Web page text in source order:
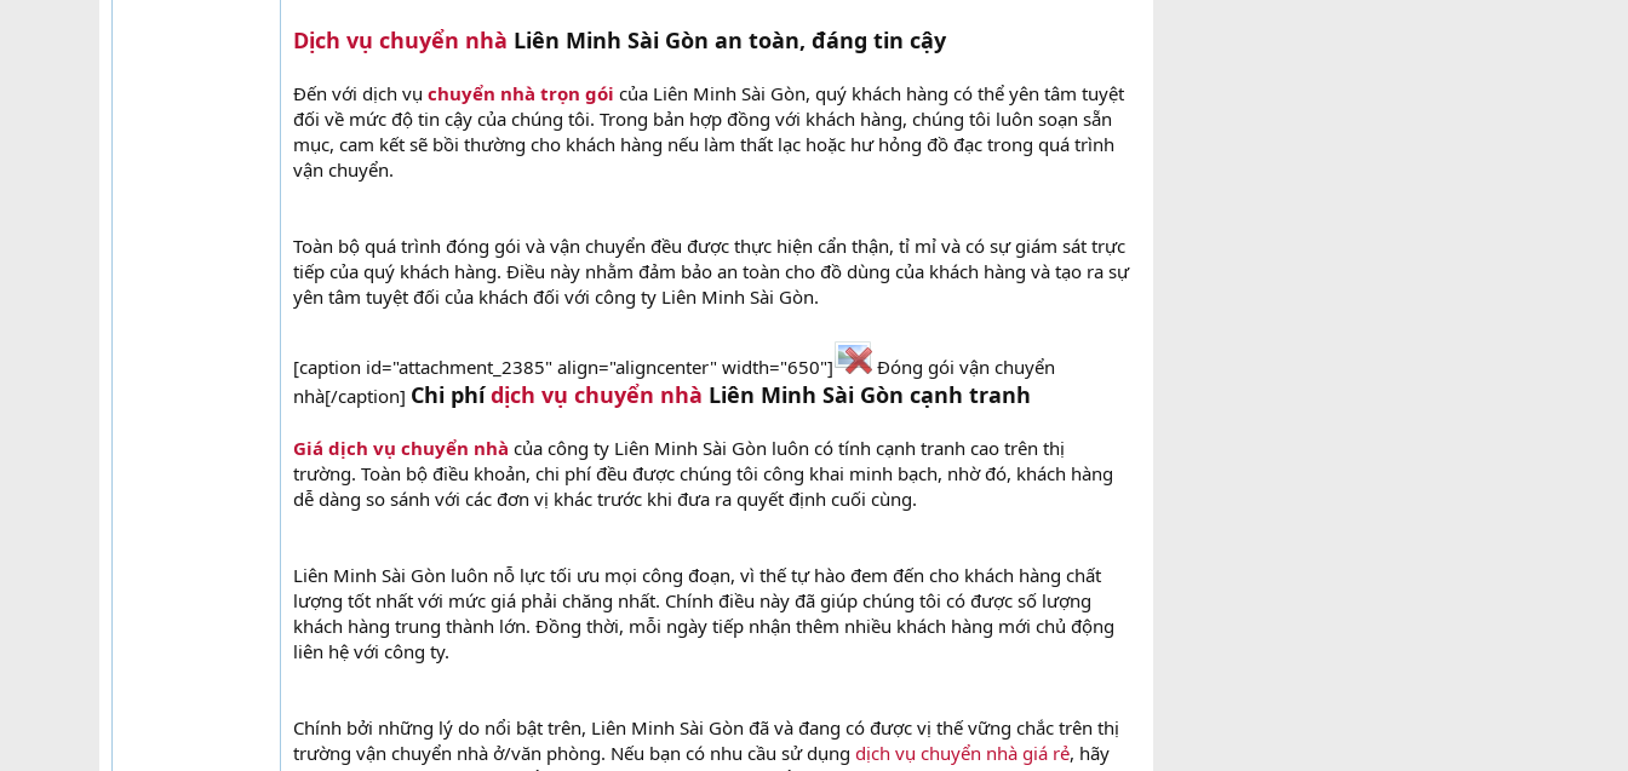
Dịch vụ chuyển nhà Liên Minh Sài Gòn an toàn, đáng tin cậy
Đến với dịch vụ chuyển nhà trọn gói của Liên Minh Sài Gòn, quý khách hàng có thể yên tâm tuyệt
đối về mức độ tin cậy của chúng tôi. Trong bản hợp đồng với khách hàng, chúng tôi luôn soạn sẵn
mục, cam kết sẽ bồi thường cho khách hàng nếu làm thất lạc hoặc hư hỏng đồ đạc trong quá trình
vận chuyển.
Toàn bộ quá trình đóng gói và vận chuyển đều được thực hiện cẩn thận, tỉ mỉ và có sự giám sát trực
tiếp của quý khách hàng. Điều này nhằm đảm bảo an toàn cho đồ dùng của khách hàng và tạo ra sự
yên tâm tuyệt đối của khách đối với công ty Liên Minh Sài Gòn.
[caption id="attachment_2385" align="aligncenter" width="650"]
Đóng gói vận chuyển
nhà[/caption] Chi phídịch vụ chuyển nhà Liên Minh Sài Gòn cạnh tranh
Giá dịch vụ chuyển nhà của công ty Liên Minh Sài Gòn luôn có tính cạnh tranh cao trên thị
trường. Toàn bộ điều khoản, chi phí đều được chúng tôi công khai minh bạch, nhờ đó, khách hàng
dễ dàng so sánh với các đơn vị khác trước khi đưa ra quyết định cuối cùng.
Liên Minh Sài Gòn luôn nỗ lực tối ưu mọi công đoạn, vì thế tự hào đem đến cho khách hàng chất
lượng tốt nhất với mức giá phải chăng nhất. Chính điều này đã giúp chúng tôi có được số lượng
khách hàng trung thành lớn. Đồng thời, mỗi ngày tiếp nhận thêm nhiều khách hàng mới chủ động
liên hệ với công ty.
Chính bởi những lý do nổi bật trên, Liên Minh Sài Gòn đã và đang có được vị thế vững chắc trên thị
trường vận chuyển nhà ở/văn phòng. Nếu bạn có nhu cầu sử dụng dịch vụ chuyển nhà giá rẻ, hãy